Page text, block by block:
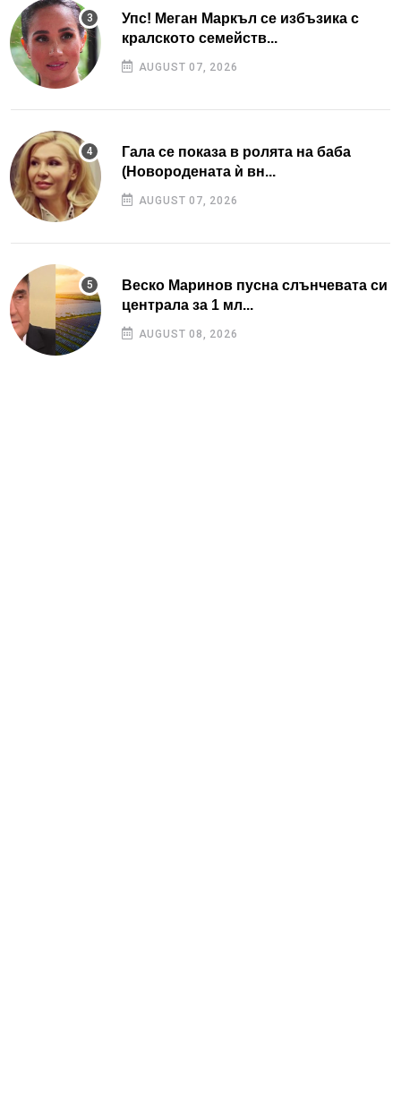
Упс! Меган Маркъл се избъзика с
кралското семейств...
AUGUST 07, 2026
Гала се показа в ролята на баба
(Новородената ѝ вн...
AUGUST 07, 2026
Веско Маринов пусна слънчевата си
централа за 1 мл...
AUGUST 08, 2026